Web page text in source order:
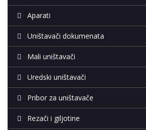
Aparati
Uništavači dokumenata
Mali uništavači
Uredski uništavači
Pribor za uništavače
Rezači i giljotine